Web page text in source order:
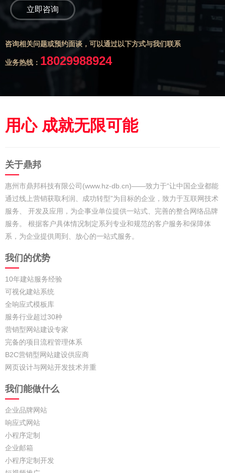
立即咨询
咨询相关问题或预约面谈，可以通过以下方式与我们联系
业务热线： 18029988924
用心 成就无限可能
关于鼎邦
惠州市鼎邦科技有限公司(www.hz-db.cn)——致力于“让中国企业都能
通过线上营销获取利润、成功转型”为目标的企业，致力于互联网技术
服务、 开发及应用，为企事业单位提供一站式、完善的整合网络品牌
服务。 根据客户具体情况制定系列专业和规范的客户服务和保障体
系，为企业提供周到、放心的一站式服务。
我们的优势
10年建站服务经验
可视化建站系统
全响应式模板库
服务行业超过30种
营销型网站建设专家
完备的项目流程管理体系
B2C营销型网站建设供应商
网页设计与网站开发技术并重
我们能做什么
企业品牌网站
响应式网站
小程序定制
企业邮箱
小程序定制开发